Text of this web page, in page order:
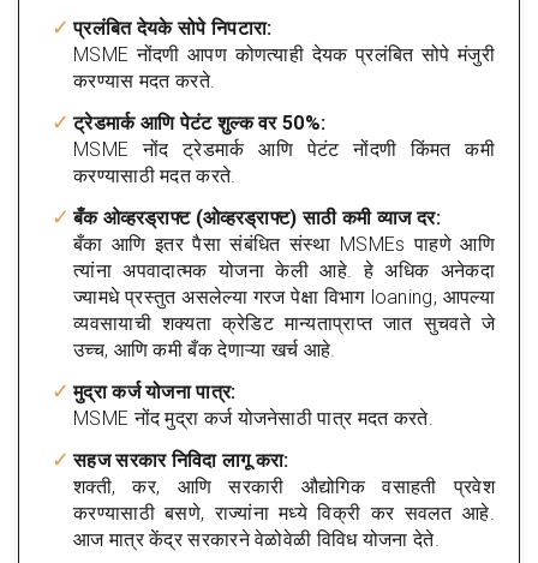
प्रलंबित देयके सोपे निपटारा:
MSME नोंदणी आपण कोणत्याही देयक प्रलंबित सोपे मंजुरी
करण्यास मदत करते.
ट्रेडमार्क आणि पेटंट शुल्क वर 50%:
MSME नोंद ट्रेडमार्क आणि पेटंट नोंदणी किंमत कमी
करण्यासाठी मदत करते.
बँक ओव्हरड्राफ्ट (ओव्हरड्राफ्ट) साठी कमी व्याज दर:
बँका आणि इतर पैसा संबंधित संस्था MSMEs पाहणे आणि
त्यांना अपवादात्मक योजना केली आहे. हे अधिक अनेकदा
ज्यामधे प्रस्तुत असलेल्या गरज पेक्षा विभाग loaning, आपल्या
व्यवसायाची शक्यता क्रेडिट मान्यताप्राप्त जात सुचवते जे
उच्च, आणि कमी बँक देणाऱ्या खर्च आहे.
मुद्रा कर्ज योजना पात्र:
MSME नोंद मुद्रा कर्ज योजनेसाठी पात्र मदत करते.
सहज सरकार निविदा लागू करा:
शक्ती, कर, आणि सरकारी औद्योगिक वसाहती प्रवेश
करण्यासाठी बसणे, राज्यांना मध्ये विक्री कर सवलत आहे.
आज मात्र केंद्र सरकारने वेळोवेळी विविध योजना देते.